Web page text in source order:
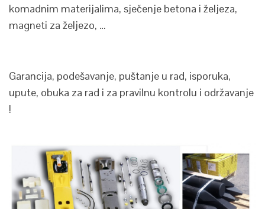
komadnim materijalima, sječenje betona i željeza,
magneti za željezo, …
Garancija, podešavanje, puštanje u rad, isporuka,
upute, obuka za rad i za pravilnu kontrolu i održavanje
!